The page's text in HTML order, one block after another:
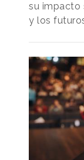
su impacto
y los